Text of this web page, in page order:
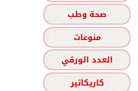
صحة وطب
منوعات
العدد الورقي
كاريكاتير